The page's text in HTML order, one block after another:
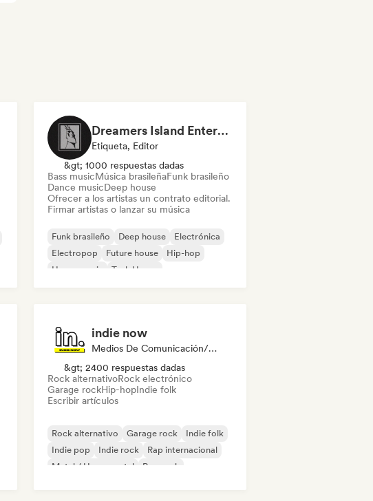
Dreamers Island Entertainment
Etiqueta, Editor
&gt; 1000 respuestas dadas
Bass musicMúsica brasileñaFunk brasileño
Dance musicDeep house
Ofrecer a los artistas un contrato editorial.
Firmar artistas o lanzar su música
Funk brasileño Deep house
Electrónica
Electropop
Future house
Hip-hop
House music
Tech House
indie now
Medios De Comunicación/Periodista
&gt; 2400 respuestas dadas
Rock alternativoRock electrónico
Garage rockHip-hopIndie folk
Escribir artículos
Rock alternativo Garage rock
Indie folk
Indie pop
Indie rock
Rap internacional
Metal / Heavy metal
Pop rock